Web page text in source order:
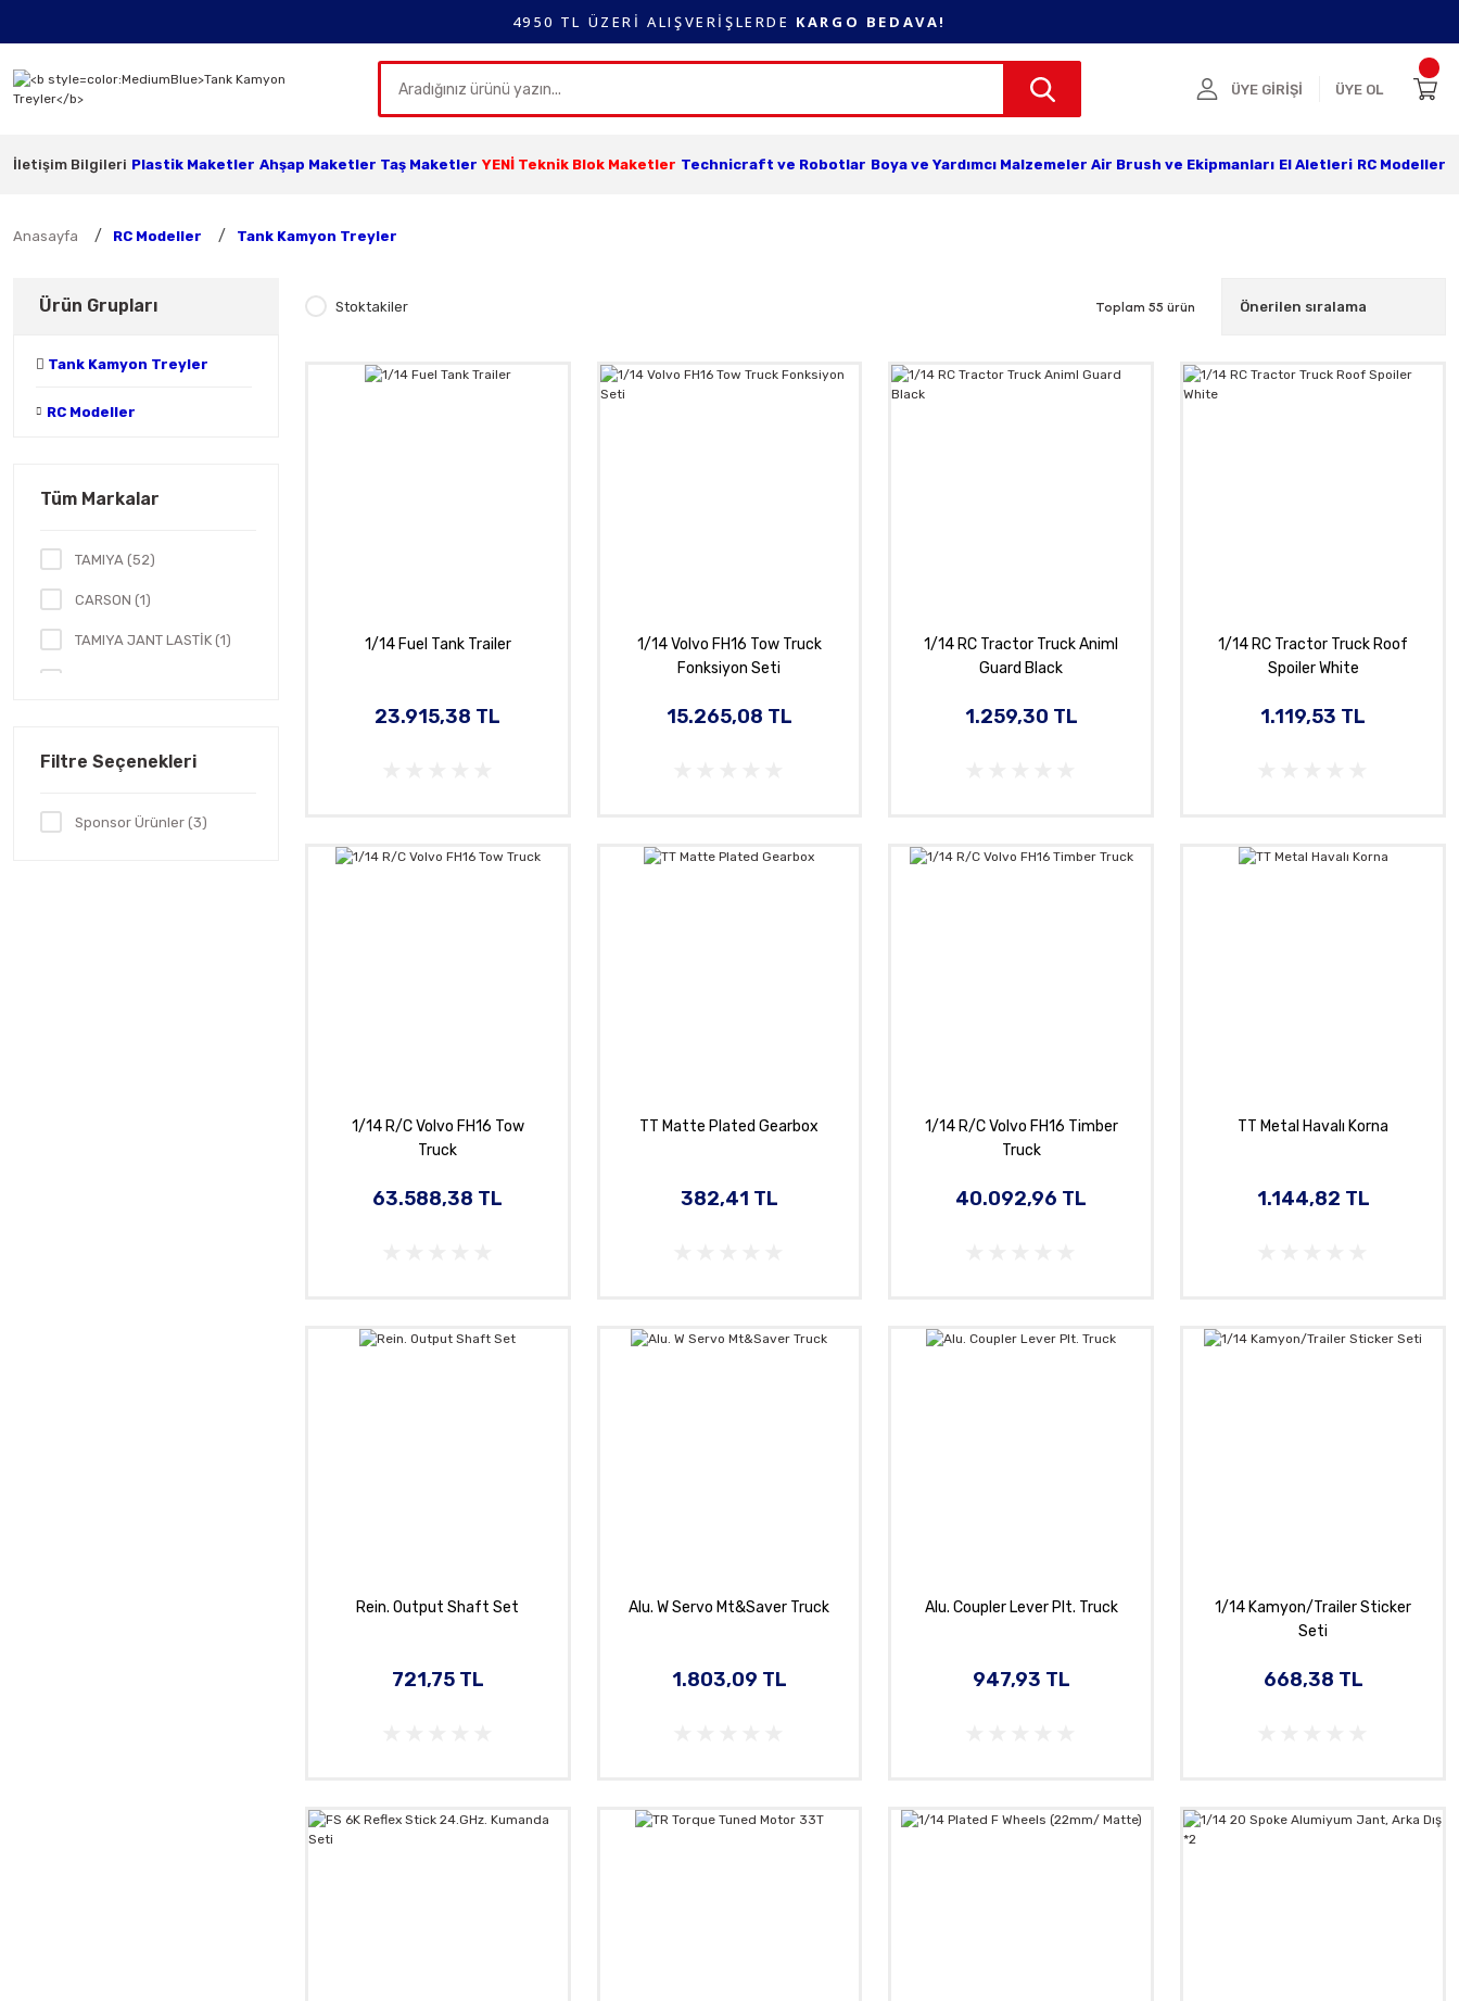
4950 TL ÜZERİ ALIŞVERİŞLERDE KARGO BEDAVA!
ÜYE GİRİŞİ ÜYE OL
İletişim Bilgileri Plastik Maketler Ahşap Maketler Taş Maketler YENİ Teknik Blok Maketler Technicraft ve Robotlar Boya ve Yardımcı Malzemeler Air Brush ve Ekipmanları El Aletleri RC Modeller
Anasayfa RC Modeller Tank Kamyon Treyler
Ürün Grupları
Tank Kamyon Treyler
RC Modeller
Tüm Markalar
TAMIYA (52)
CARSON (1)
TAMIYA JANT LASTİK (1)
Filtre Seçenekleri
Sponsor Ürünler (3)
Stoktakiler Toplam 55 ürün
1/14 Fuel Tank Trailer
23.915,38 TL
1/14 Volvo FH16 Tow Truck
Fonksiyon Seti
15.265,08 TL
1/14 RC Tractor Truck Animl
Guard Black
1.259,30 TL
1/14 RC Tractor Truck Roof
Spoiler White
1.119,53 TL
1/14 R/C Volvo FH16 Tow
Truck
63.588,38 TL
TT Matte Plated Gearbox
382,41 TL
1/14 R/C Volvo FH16 Timber
Truck
40.092,96 TL
TT Metal Havalı Korna
1.144,82 TL
Rein. Output Shaft Set
721,75 TL
Alu. W Servo Mt&Saver Truck
1.803,09 TL
Alu. Coupler Lever Plt. Truck
947,93 TL
1/14 Kamyon/Trailer Sticker
Seti
668,38 TL